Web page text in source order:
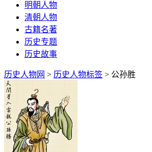
明朝人物
清朝人物
古籍名著
历史专题
历史故事
历史人物网 > 历史人物标签 > 公孙胜